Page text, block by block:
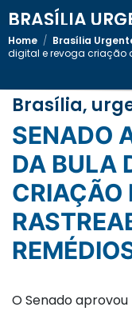
BRASÍLIA
Home / Brasília
digital e revoga criação
Brasília,
SENADO APROVA PROJETO
DA BULA
CRIAÇÃO
O Senado